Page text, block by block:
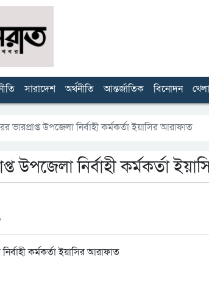
সারাদেশ অর্থনীতি আন্তর্জাতিক বিনোদন
ভারপ্রাপ্ত উপজেলা নির্বাহী কর্মকর্তা ইয়াসির আরাফাত
উপজেলা নির্বাহী কর্মকর্তা